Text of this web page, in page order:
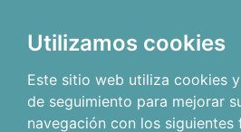
Utilizamos cookies
Este sitio web utiliza cookies
de seguimiento para mejorar
navegación con los siguientes